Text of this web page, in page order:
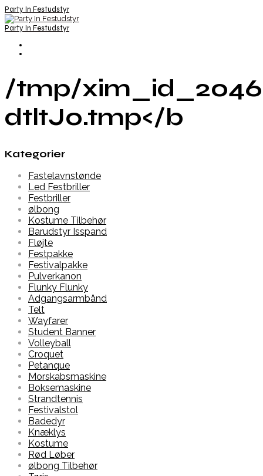
Party In Festudstyr
Party In Festudstyr
/tmp/
dtltJ0.tmp</b
Kategorier
Fastelavnstønde
Led Festbriller
Festbriller
ølbong
Kostume Tilbehør
Barudstyr Isspand
Fløjte
Festpakke
Festivalpakke
Pulverkanon
Flunky Flunky
Adgangsarmbånd
Telt
Wayfarer
Student Banner
Volleyball
Croquet
Petanque
Morskabsmaskine
Boksemaskine
Strandtennis
Festivalstol
Badedyr
Knæklys
Kostume
Rød Løber
ølbong Tilbehør